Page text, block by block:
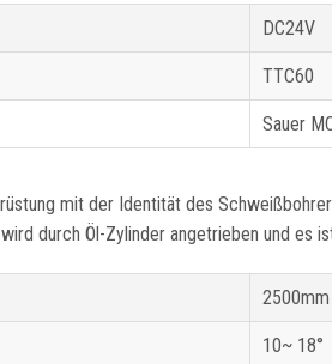
DC24V
TTC60
Sauer
mit der Identität des
durch Öl-Zylinder angetrieben und es
2500mm
10~ 18°